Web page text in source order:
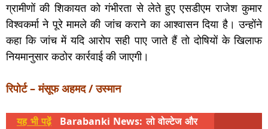
ग्रामीणों की शिकायत को गंभीरता से लेते हुए एसडीएम राजेश कुमार
विश्वकर्मा ने पूरे मामले की जांच कराने का आश्वासन दिया है। उन्होंने
कहा कि जांच में यदि आरोप सही पाए जाते हैं तो दोषियों के खिलाफ
नियमानुसार कठोर कार्रवाई की जाएगी।
रिपोर्ट – मंसूफ अहमद / उस्मान
यह भी पढ़ें
Barabanki News: लो वोल्टेज और